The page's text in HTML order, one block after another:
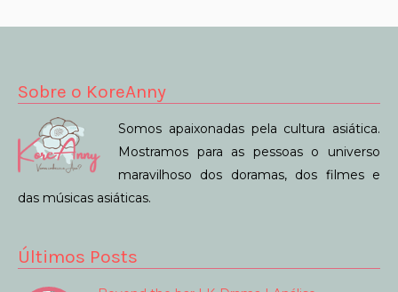
Sobre o KoreAnny
Somos apaixonadas pela cultura asiática.
Mostramos para as pessoas o universo
maravilhoso dos doramas, dos filmes e
das músicas asiáticas.
Últimos Posts